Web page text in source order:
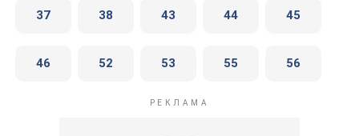
37 38 43 44 45
46 52 53 55 56